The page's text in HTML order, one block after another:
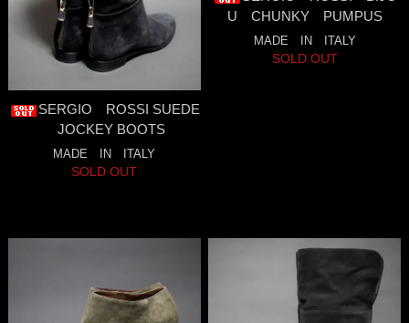
SERGIO ROSSI SUEDE
JOCKEY BOOTS
MADE IN ITALY
SOLD OUT
U CHUNKY PUMPUS
MADE IN ITALY
SOLD OUT